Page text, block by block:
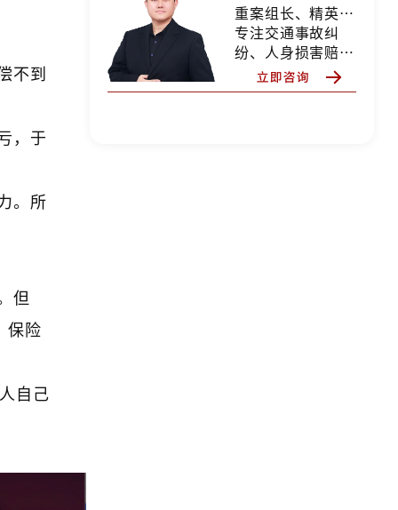
不到
，于
。所
但
保险
自己
重案组长、精英律师
专注交通事故纠
纷、人身损害赔
偿、合同纠纷、婚
姻家事等